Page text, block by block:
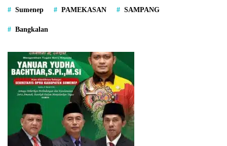
Sumenep PAMEKASAN SAMPANG
Bangkalan